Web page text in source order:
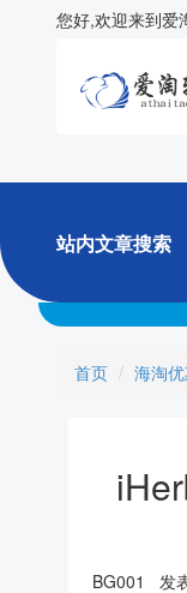
您好,欢迎来到爱
站内文章搜索
首页 海淘
BG001 发